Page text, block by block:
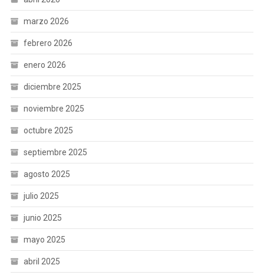
marzo 2026
febrero 2026
enero 2026
diciembre 2025
noviembre 2025
octubre 2025
septiembre 2025
agosto 2025
julio 2025
junio 2025
mayo 2025
abril 2025